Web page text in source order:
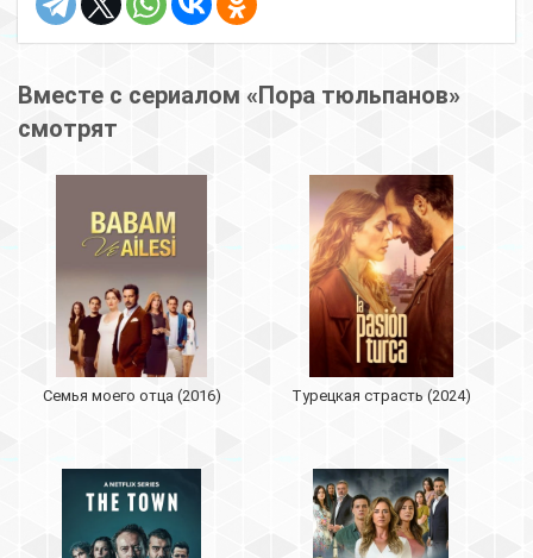
Вместе с сериалом «Пора тюльпанов»
смотрят
Семья моего отца (2016) Турецкая страсть (2024)